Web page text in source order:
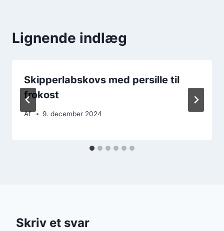
Lignende indlæg
Skipperlabskovs med persille til
frokost
Af 9. december 2024
Skriv et svar